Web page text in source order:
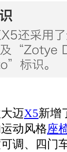
迈X5新增
动风格座
调、四门